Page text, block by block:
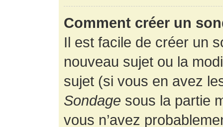
Comment créer un
Il est facile de créer un
nouveau sujet ou la
sujet (si vous en avez
Sondage sous la partie
vous n’avez